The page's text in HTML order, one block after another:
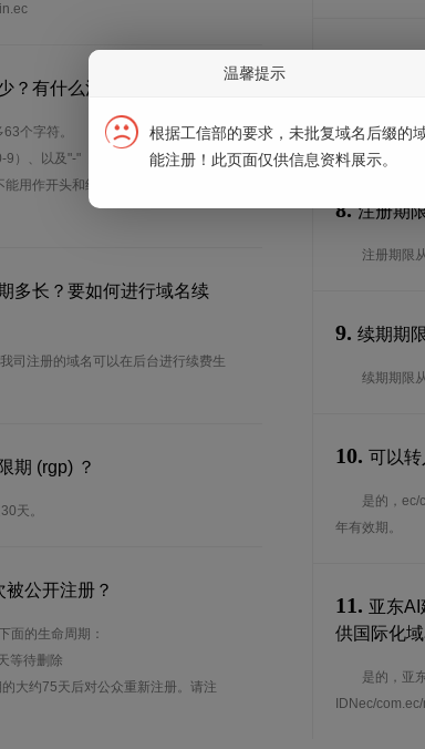
？有什么注册规则？
个字符。
）、以及"-"（英文中的连词号，即中横
用作开头和结尾。注*中文域名实际是
多长？要如何进行域名续
司注册的域名可以在后台进行续费生
期 (rgp) ？
天。
公开注册？
面的生命周期：
等待删除
大约75天后对公众重新注册。请注
谁可以
想了解
8. 注册期
注册期限
9. 续期期
续期期限
10. 可以转
是的，ec/
年有效期。
11. 亚东
供国际化
是的，亚
IDNec/
温馨提示
根据工信部的要求，未批复域名后缀的
能注册！此页面仅供信息资料展示。